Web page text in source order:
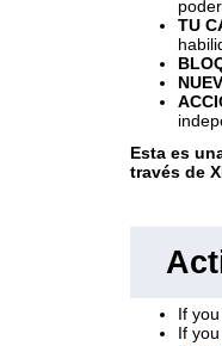
TU
Esta es
través de
If
If